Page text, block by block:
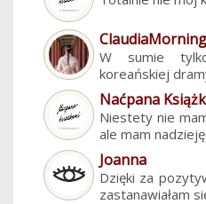
W sumie
koreańskiej
Naćpana
Niestety nie
ale mam
Joanna
Dzięki za
zastanawiałam